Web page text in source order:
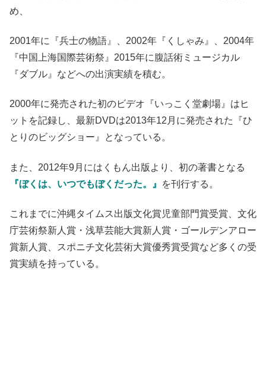
め、
2001年に『兵士の物語』、2002年『くしゃみ』、2004年
『中国上海国際芸術祭』2015年に腹話術ミュージカル
『ダブル』などへの出演実績を積む。
2000年に発売された初のビデオ『いっこく堂劇場』はヒ
ットを記録し、最新DVDは2013年12月に発売された『ひ
とりのビッグショー』となっている。
また、2012年9月にはくもん出版より、初の著書となる
『ぼくは、いつでもぼくだった。』
を刊行する。
これまでに沖縄タイムス出版文化賞児童部門賞受賞、文化
庁芸術祭新人賞・浅草芸能大賞新人賞・ゴールデンアロー
賞新人賞、スポニチ文化芸術大賞優秀賞受賞など多くの受
賞実績を持っている。